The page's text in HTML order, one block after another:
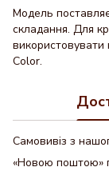
Модель
складання. Для
Color.
Самовивіз з
«Новою поштою»